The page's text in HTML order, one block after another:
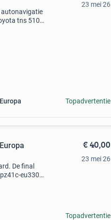
autonavigatie
tns 510
23 mei 26
Topadvertentie
De final
eu330-
€ 40,00
23 mei 26
Topadvertentie